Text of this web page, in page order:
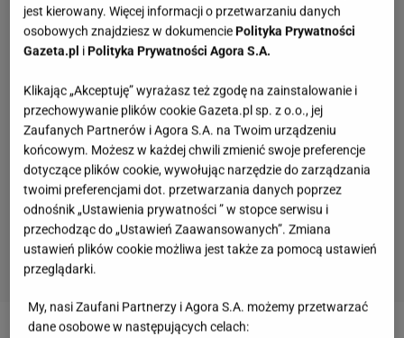
Kulinarny quiz wiedzy. 11/11 zdobędą tylko
prawdziwi smakosze!
jest kierowany. Więcej informacji o przetwarzaniu danych
osobowych znajdziesz w dokumencie Polityka Prywatności
Gazeta.pl i Polityka Prywatności Agora S.A.
Klikając „Akceptuję” wyrażasz też zgodę na zainstalowanie i
przechowywanie plików cookie Gazeta.pl sp. z o.o., jej
Zaufanych Partnerów i Agora S.A. na Twoim urządzeniu
końcowym. Możesz w każdej chwili zmienić swoje preferencje
dotyczące plików cookie, wywołując narzędzie do zarządzania
twoimi preferencjami dot. przetwarzania danych poprzez
odnośnik „Ustawienia prywatności ” w stopce serwisu i
przechodząc do „Ustawień Zaawansowanych”. Zmiana
ustawień plików cookie możliwa jest także za pomocą ustawień
przeglądarki.
My, nasi Zaufani Partnerzy i Agora S.A. możemy przetwarzać
dane osobowe w następujących celach: